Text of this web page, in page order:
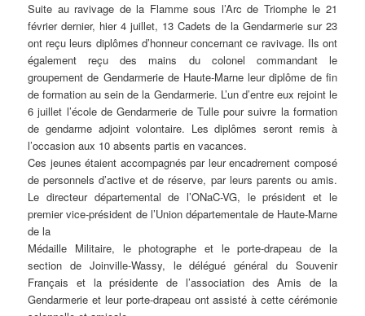
Suite au ravivage de la Flamme sous l’Arc de Triomphe le 21
février dernier, hier 4 juillet, 13 Cadets de la Gendarmerie sur 23
ont reçu leurs diplômes d’honneur concernant ce ravivage. Ils ont
également reçu des mains du colonel commandant le
groupement de Gendarmerie de Haute-Marne leur diplôme de fin
de formation au sein de la Gendarmerie. L’un d’entre eux rejoint le
6 juillet l’école de Gendarmerie de Tulle pour suivre la formation
de gendarme adjoint volontaire. Les diplômes seront remis à
l’occasion aux 10 absents partis en vacances.
Ces jeunes étaient accompagnés par leur encadrement composé
de personnels d’active et de réserve, par leurs parents ou amis.
Le directeur départemental de l’ONaC-VG, le président et le
premier vice-président de l’Union départementale de Haute-Marne
de la
Médaille Militaire, le photographe et le porte-drapeau de la
section de Joinville-Wassy, le délégué général du Souvenir
Français et la présidente de l’association des Amis de la
Gendarmerie et leur porte-drapeau ont assisté à cette cérémonie